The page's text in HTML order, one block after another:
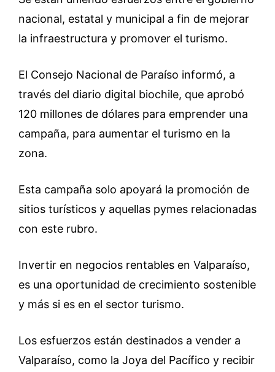
nacional, estatal y municipal a fin de mejorar
la infraestructura y promover el turismo.
El Consejo Nacional de Paraíso informó, a
través del diario digital biochile, que aprobó
120 millones de dólares para emprender una
campaña, para aumentar el turismo en la
zona.
Esta campaña solo apoyará la promoción de
sitios turísticos y aquellas pymes relacionadas
con este rubro.
Invertir en negocios rentables en Valparaíso,
es una oportunidad de crecimiento sostenible
y más si es en el sector turismo.
Los esfuerzos están destinados a vender a
Valparaíso, como la Joya del Pacífico y recibir